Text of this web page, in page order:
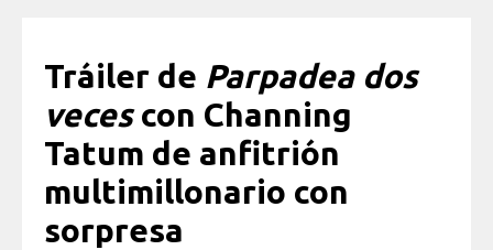
Tráiler de Parpadea dos
vecescon Channing
Tatum de anfitrión
multimillonario con
sorpresa